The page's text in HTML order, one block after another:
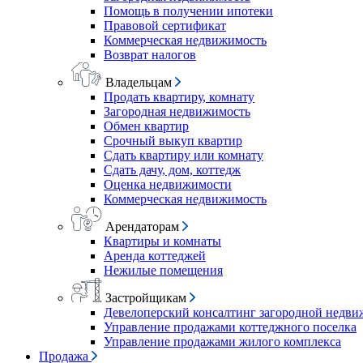
Помощь в получении ипотеки
Правовой сертификат
Коммерческая недвижимость
Возврат налогов
Владельцам
Продать квартиру, комнату
Загородная недвижимость
Обмен квартир
Срочный выкуп квартир
Сдать квартиру или комнату
Сдать дачу, дом, коттедж
Оценка недвижимости
Коммерческая недвижимость
Арендаторам
Квартиры и комнаты
Аренда коттеджей
Нежилые помещения
Застройщикам
Девелоперский консалтинг загородной
Управление продажами коттеджного поселка
Управление продажами жилого комплекса
Продажа